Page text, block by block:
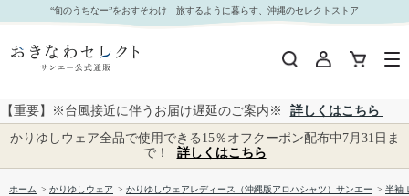
【送料無料】フィッシュドロップス柄 かりゆしウェア GEL19013S L｜おきなわセレクト サン
エー公式通販
“旬のうちなー”をおすそわけ 旅するように暮らす、沖縄のセレクトストア
【重要】※台風接近に伴うお届け遅延のご案内※
詳しくはこちら
かりゆしウェア全品で使用できる15％オフクーポン配布中7月31日ま
で！
詳しくはこちら
ホーム > かりゆしウェア > かりゆしウェアレディース（沖縄版アロハシャツ）サンエー > 半袖